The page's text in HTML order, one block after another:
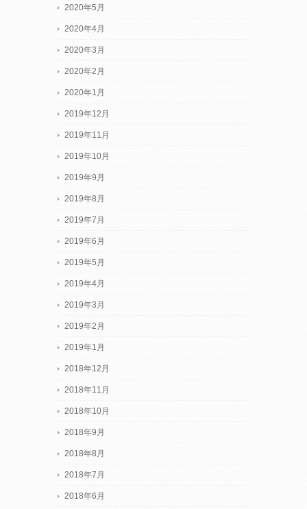
2020年5月
2020年4月
2020年3月
2020年2月
2020年1月
2019年12月
2019年11月
2019年10月
2019年9月
2019年8月
2019年7月
2019年6月
2019年5月
2019年4月
2019年3月
2019年2月
2019年1月
2018年12月
2018年11月
2018年10月
2018年9月
2018年8月
2018年7月
2018年6月